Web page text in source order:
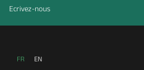
Ecrivez-nous
FR EN